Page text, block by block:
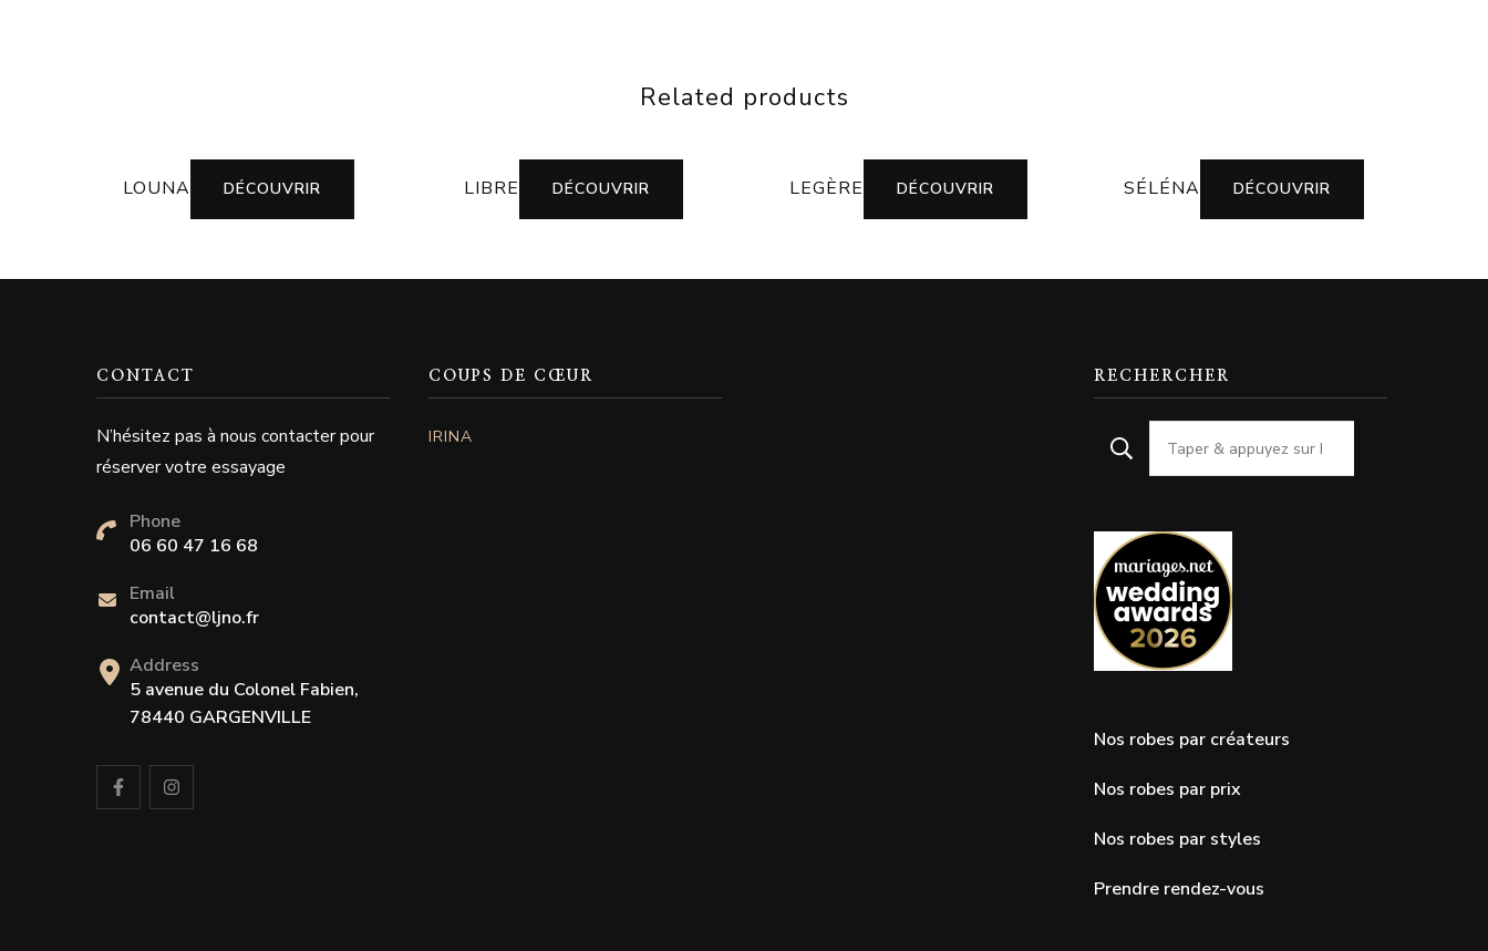
Related products
LOUNA DÉCOUVRIR LIBRE DÉCOUVRIR LEGÈRE DÉCOUVRIR SÉLÉNA DÉCOUVRIR
CONTACT
N’hésitez pas à nous contacter pour
réserver votre essayage
Phone
06 60 47 16 68
Email
contact@ljno.fr
Address
5 avenue du Colonel Fabien,
78440 GARGENVILLE
COUPS DE CŒUR
IRINA
RECHERCHER
Nos robes par créateurs
Nos robes par prix
Nos robes par styles
Prendre rendez-vous